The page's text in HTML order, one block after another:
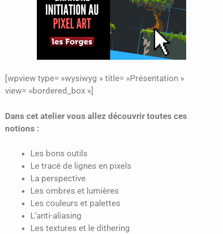
[wpview type= »wysiwyg » title= »Présentation »
view= »bordered_box »]
Dans cet atelier vous allez découvrir toutes ces
notions :
Les bons outils
Le tracé de lignes en pixels
La perspective
Les ombres et lumières
Les couleurs et palettes
L’anti-aliasing
Les textures et le dithering